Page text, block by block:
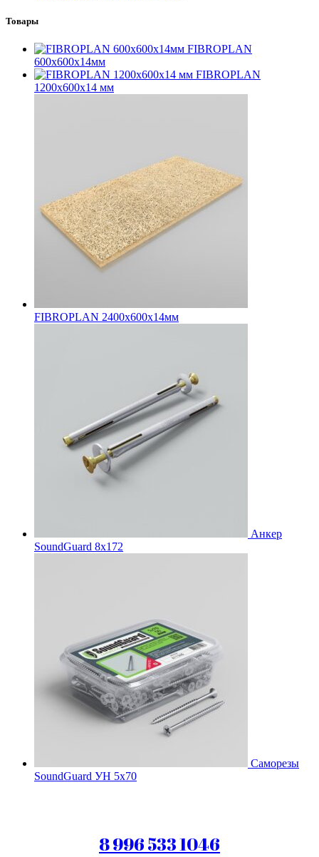
Товары
FIBROPLAN
600х600х14мм
FIBROPLAN
1200х600х14 мм
FIBROPLAN 2400х600х14мм
Анкер
SoundGuard 8x172
Саморезы
SoundGuard УН 5х70
8 996 533 1046